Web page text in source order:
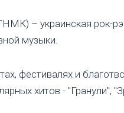
– украинская рок-
музыки.
фестивалях и
хитов - "Гранули",